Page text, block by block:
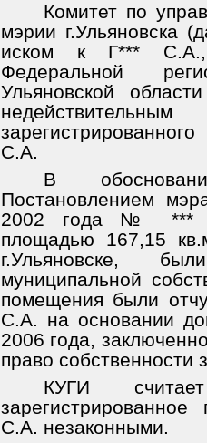
Комитет по
мэрии г.Ульяновска
иском к Г***
Федеральной
Ульяновской
С.А.
В
Постановлением
2002 года № ***
площадью 167,15
г.Ульяновске,
муниципальной
помещения были
С.А. на основании
2006 года,
право собственности
КУГИ
С.А. незаконными.